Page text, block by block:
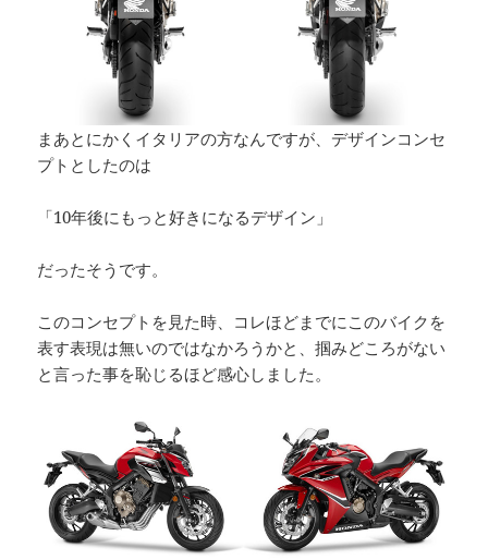
まあとにかくイタリアの方なんですが、デザインコンセ
プトとしたのは
「10年後にもっと好きになるデザイン」
だったそうです。
このコンセプトを見た時、コレほどまでにこのバイクを
表す表現は無いのではなかろうかと、掴みどころがない
と言った事を恥じるほど感心しました。